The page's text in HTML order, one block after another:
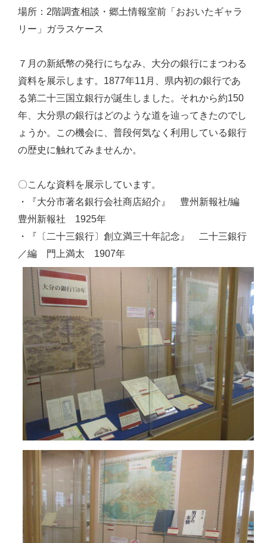
場所：2階調査相談・郷土情報室前「おおいたギャラ
リー」ガラスケース
７月の新紙幣の発行にちなみ、大分の銀行にまつわる
資料を展示します。1877年11月、県内初の銀行であ
る第二十三国立銀行が誕生しました。それから約150
年、大分県の銀行はどのような道を辿ってきたのでし
ょうか。この機会に、普段何気なく利用している銀行
の歴史に触れてみませんか。
〇こんな資料を展示しています。
・『大分市著名銀行会社商店紹介』 豊州新報社/編
豊州新報社 1925年
・『〔二十三銀行〕創立満三十年記念』 二十三銀行
／編 門上満太 1907年